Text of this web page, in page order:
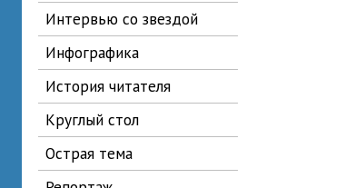
интервью со звездой
инфографика
история читателя
круглый стол
острая тема